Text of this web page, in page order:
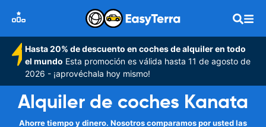
Hasta 20% de descuento en coches de alquiler en todo
el mundo Esta promoción es válida hasta 11 de agosto de
2026 - ¡aprovéchala hoy mismo!
Alquiler de coches Kanata
Ahorre tiempo y dinero. Nosotros comparamos por usted las